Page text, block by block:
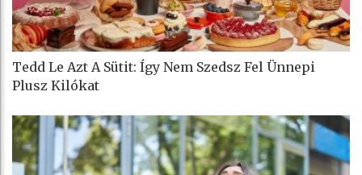
Tedd Le Azt A Sütit: Így Nem Szedsz Fel Ünnepi
Plusz Kilókat